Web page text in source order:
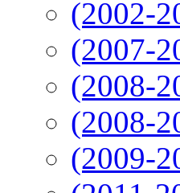
(2002-
(2007-
(2008-
(2008-
(2009-